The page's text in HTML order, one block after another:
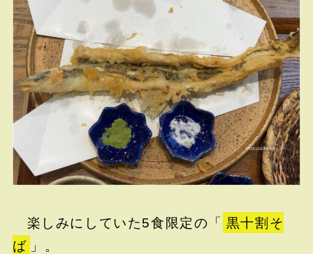
楽しみにしていた5食限定の「 黒十割そ
ば 」。